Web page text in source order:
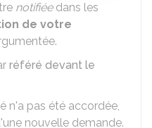
notifiéedans les
de votre
référé devant le
n'a pas été accordée,
nouvelle demande.